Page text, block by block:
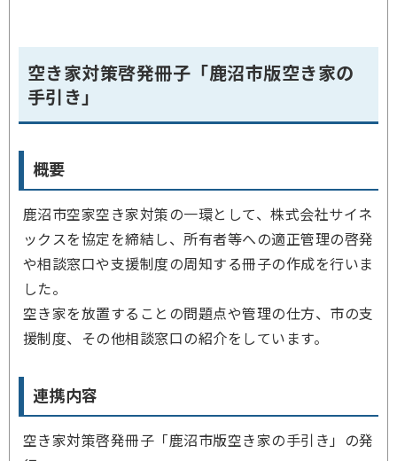
空き家対策啓発冊子「鹿沼市版空き家の
手引き」
概要
鹿沼市空家空き家対策の一環として、株式会社サイネ
ックスを協定を締結し、所有者等への適正管理の啓発
や相談窓口や支援制度の周知する冊子の作成を行いま
した。
空き家を放置することの問題点や管理の仕方、市の支
援制度、その他相談窓口の紹介をしています。
連携内容
空き家対策啓発冊子「鹿沼市版空き家の手引き」の発